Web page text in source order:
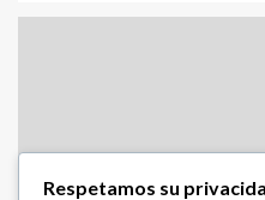
Respetamos su